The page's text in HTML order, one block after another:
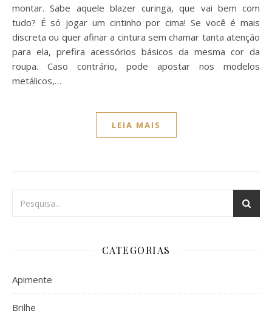
montar. Sabe aquele blazer curinga, que vai bem com
tudo? É só jogar um cintinho por cima! Se você é mais
discreta ou quer afinar a cintura sem chamar tanta atenção
para ela, prefira acessórios básicos da mesma cor da
roupa. Caso contrário, pode apostar nos modelos
metálicos,…
LEIA MAIS
CATEGORIAS
Apimente
Brilhe